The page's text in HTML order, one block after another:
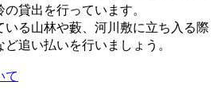
貸出を行っています。
いる山林や藪、河川敷に立ち入る際
追い払いを行いましょう。
て